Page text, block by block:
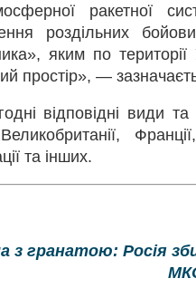
ракетної
роздільних
яким по
простір», —
відповідні види
та інших.
з гранатою: Росія